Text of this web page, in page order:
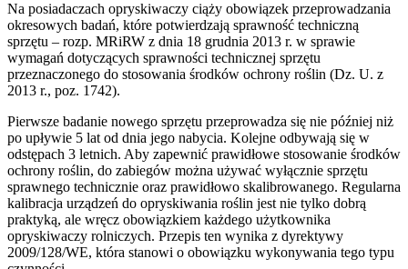
Na posiadaczach opryskiwaczy ciąży obowiązek przeprowadzania
okresowych badań, które potwierdzają sprawność techniczną
sprzętu – rozp. MRiRW z dnia 18 grudnia 2013 r. w sprawie
wymagań dotyczących sprawności technicznej sprzętu
przeznaczonego do stosowania środków ochrony roślin (Dz. U. z
2013 r., poz. 1742).
Pierwsze badanie nowego sprzętu przeprowadza się nie później niż
po upływie 5 lat od dnia jego nabycia. Kolejne odbywają się w
odstępach 3 letnich. Aby zapewnić prawidłowe stosowanie środków
ochrony roślin, do zabiegów można używać wyłącznie sprzętu
sprawnego technicznie oraz prawidłowo skalibrowanego. Regularna
kalibracja urządzeń do opryskiwania roślin jest nie tylko dobrą
praktyką, ale wręcz obowiązkiem każdego użytkownika
opryskiwaczy rolniczych. Przepis ten wynika z dyrektywy
2009/128/WE, która stanowi o obowiązku wykonywania tego typu